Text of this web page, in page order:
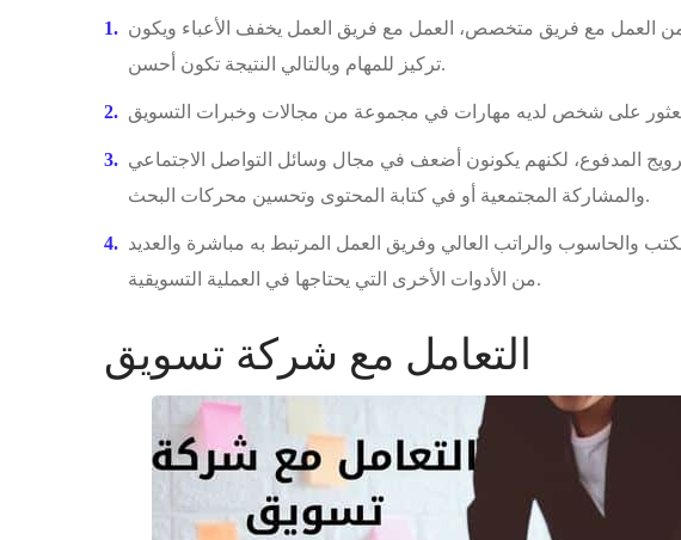
من العمل مع فريق متخصص، العمل مع فريق العمل يخفف الأعباء ويكون
تركيز للمهام وبالتالي النتيجة تكون أحسن.
المدفوع، لكنهم يكونون أضعف في مجال وسائل التواصل الاجتماعي
والمشاركة المجتمعية أو في كتابة المحتوى وتحسين محركات البحث.
والحاسوب والراتب العالي وفريق العمل المرتبط به مباشرة والعديد
من الأدوات الأخرى التي يحتاجها في العملية التسويقية.
التعامل مع شركة تسويق